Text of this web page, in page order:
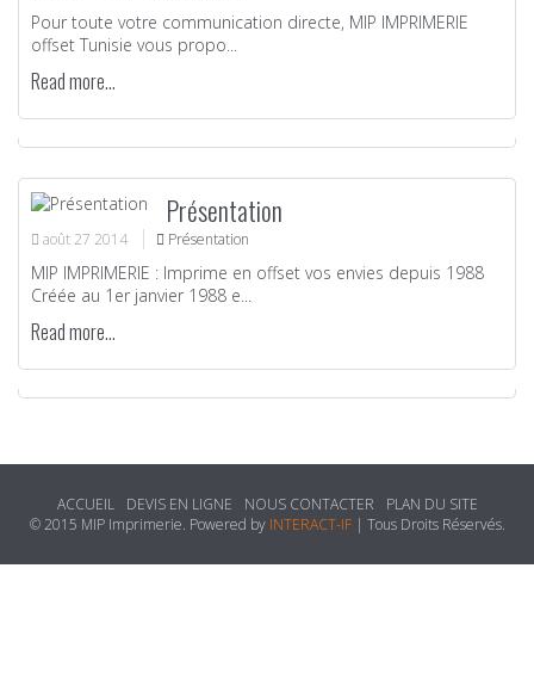
Pour toute votre communication directe, MIP IMPRIMERIE
offset Tunisie vous propo...
Read more...
Présentation
août 27 2014 Présentation
MIP IMPRIMERIE : Imprime en offset vos envies depuis 1988
Créée au 1er janvier 1988 e...
Read more...
ACCUEIL DEVIS EN LIGNE NOUS CONTACTER
PLAN DU SITE
© 2015 MIP Imprimerie. Powered by INTERACT-IF| Tous Droits Réservés.